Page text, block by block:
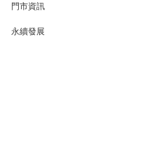
門市資訊
永續發展